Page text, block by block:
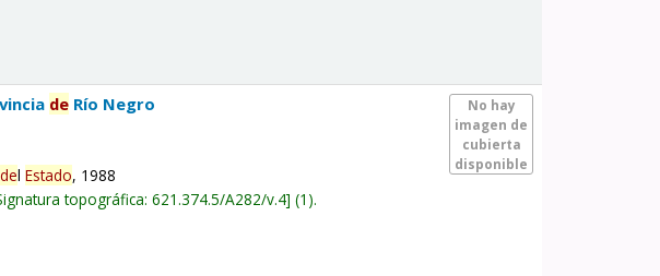
No hay
imagen de
cubierta
disponible
de Río Negro
delEstado, 1988
topográfica:621.374.5/A282/v.4 (1).